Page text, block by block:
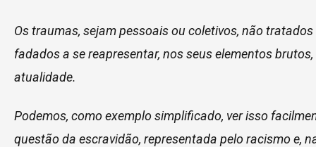
Os traumas, sejam pessoais ou coletivos, não
fadados a se reapresentar, nos seus elementos brutos,
atualidade.
Podemos, como exemplo simplificado, ver isso
questão da escravidão, representada pelo racismo e,